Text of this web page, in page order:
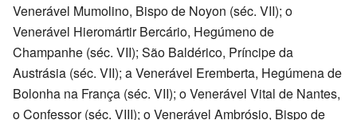
Venerável Mumolino, Bispo de Noyon (séc. VII); o
Venerável Hieromártir Bercário, Hegúmeno de
Champanhe (séc. VII); São Baldérico, Príncipe da
Austrásia (séc. VII); a Venerável Eremberta, Hegúmena de
Bolonha na França (séc. VII); o Venerável Vital de Nantes,
o Confessor (séc. VIII); o Venerável Ambrósio, Bispo de